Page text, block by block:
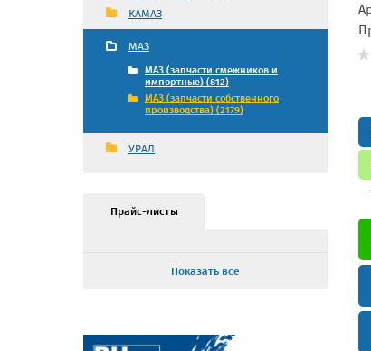
КАМАЗ
МАЗ
МАЗ (запчасти смежников и
импортные) (812)
МАЗ (запчасти собственного
производства) (2179)
УРАЛ
Прайс-листы
Показать все